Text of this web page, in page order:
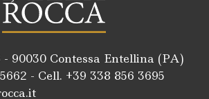
90030 Contessa Entellina (PA)
- Cell. +39 338 856 3695